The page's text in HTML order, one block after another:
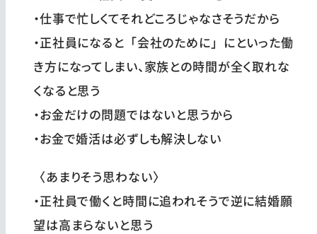
・仕事で忙しくてそれどころじゃなさそうだから
・正社員になると「会社のために」にといった働
き方になってしまい、家族との時間が全く取れな
くなると思う
・お金だけの問題ではないと思うから
・お金で婚活は必ずしも解決しない
〈あまりそう思わない〉
・正社員で働くと時間に追われそうで逆に結婚願
望は高まらないと思う